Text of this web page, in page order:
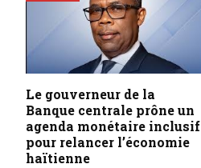
Le gouverneur de la
Banque centrale prône un
agenda monétaire inclusif
pour relancer l’économie
haïtienne